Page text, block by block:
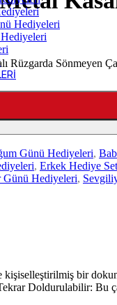
Hediyeleri
Rüzgarda Sönmeyen
Günü Hediyeleri,
, Erkek Hediye
Günü Hediyeleri,
kişiselleştirilmiş bir
Doldurulabilir: Bu